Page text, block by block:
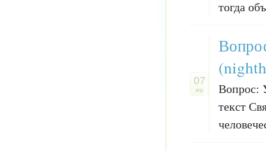
тогда
07
апр
Вопрос:
текст